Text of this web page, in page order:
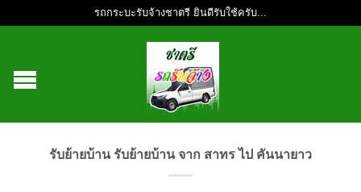
รถกระบะรับจ้างชาตรี ยินดีรับใช้ครับ...
รับย้ายบ้าน รับย้ายบ้าน จาก สาทร ไป คันนายาว